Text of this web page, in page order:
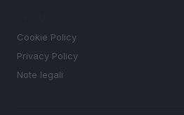
Cookie Policy
Privacy Policy
Note legali